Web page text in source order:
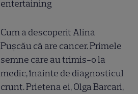
entertaining
Cum a descoperit Alina
Pușcău că are cancer. Primele
semne care au trimis-o la
medic, înainte de diagnosticul
crunt. Prietena ei, Olga Barcari,